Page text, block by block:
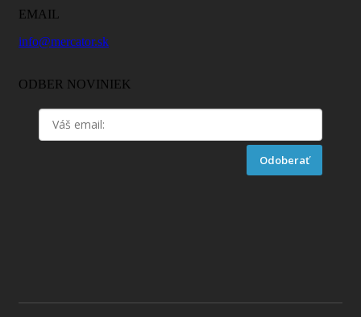
EMAIL
info@mercator.sk
ODBER NOVINIEK
Odoberať